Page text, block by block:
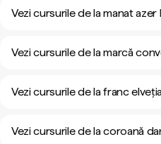
Vezi cursurile de la manat
Vezi cursurile de la marcă
Vezi cursurile de la franc
Vezi cursurile de la coroană